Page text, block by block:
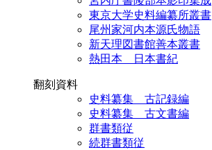
東京大学史料編纂所叢書
尾州家河内本源氏物語
新天理図書館善本叢書
熱田本 日本書紀
翻刻資料
史料纂集 古記録編
史料纂集 古文書編
群書類従
続群書類従